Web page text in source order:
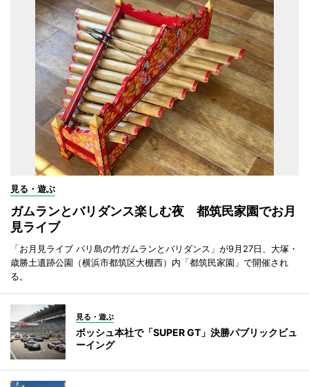
見る・遊ぶ
ガムランとバリダンス楽しむ夜 都筑民家園でお月
見ライブ
「お月見ライブ バリ島の竹ガムランとバリダンス」が9月27日、大塚・
歳勝土遺跡公園（横浜市都筑区大棚西）内「都筑民家園」で開催され
る。
見る・遊ぶ
ボッシュ本社で「SUPER GT」決勝パブリックビュ
ーイング